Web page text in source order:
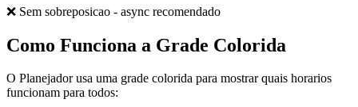
❌ Sem sobreposicao - async recomendado
Como Funciona a Grade Colorida
O Planejador usa uma grade colorida para mostrar quais horarios
funcionam para todos: